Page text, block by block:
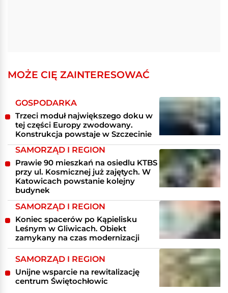
MOŻE CIĘ ZAINTERESOWAĆ
GOSPODARKA
Trzeci moduł największego doku w
tej części Europy zwodowany.
Konstrukcja powstaje w Szczecinie
SAMORZĄD I REGION
Prawie 90 mieszkań na osiedlu KTBS
przy ul. Kosmicznej już zajętych. W
Katowicach powstanie kolejny
budynek
SAMORZĄD I REGION
Koniec spacerów po Kąpielisku
Leśnym w Gliwicach. Obiekt
zamykany na czas modernizacji
SAMORZĄD I REGION
Unijne wsparcie na rewitalizację
centrum Świętochłowic